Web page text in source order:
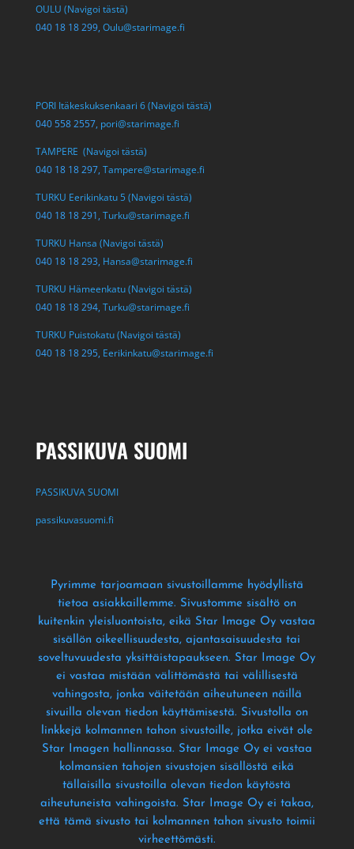
OULU (Navigoi tästä)
040 18 18 299, Oulu@starimage.fi
PORI Itäkeskuksenkaari 6 (Navigoi tästä)
040 558 2557, pori@starimage.fi
TAMPERE (Navigoi tästä)
040 18 18 297, Tampere@starimage.fi
TURKU Eerikinkatu 5 (Navigoi tästä)
040 18 18 291, Turku@starimage.fi
TURKU Hansa (Navigoi tästä)
040 18 18 293, Hansa@starimage.fi
TURKU Hämeenkatu (Navigoi tästä)
040 18 18 294, Turku@starimage.fi
TURKU Puistokatu (Navigoi tästä)
040 18 18 295, Eerikinkatu@starimage.fi
PASSIKUVA SUOMI
PASSIKUVA SUOMI
passikuvasuomi.fi
Pyrimme tarjoamaan sivustoillamme hyödyllistä
tietoa asiakkaillemme. Sivustomme sisältö on
kuitenkin yleisluontoista, eikä Star Image Oy vastaa
sisällön oikeellisuudesta, ajantasaisuudesta tai
soveltuvuudesta yksittäistapaukseen. Star Image Oy
ei vastaa mistään välittömästä tai välillisestä
vahingosta, jonka väitetään aiheutuneen näillä
sivuilla olevan tiedon käyttämisestä. Sivustolla on
linkkejä kolmannen tahon sivustoille, jotka eivät ole
Star Imagen hallinnassa. Star Image Oy ei vastaa
kolmansien tahojen sivustojen sisällöstä eikä
tällaisilla sivustoilla olevan tiedon käytöstä
aiheutuneista vahingoista. Star Image Oy ei takaa,
että tämä sivusto tai kolmannen tahon sivusto toimii
virheettömästi.